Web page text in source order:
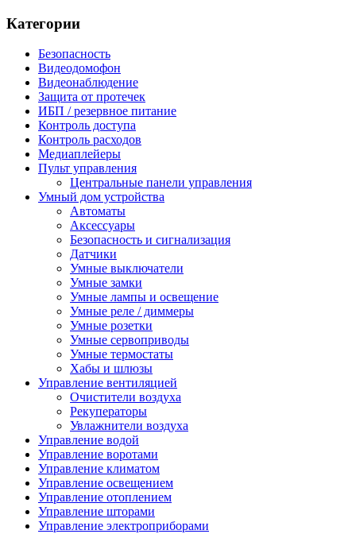
Категории
Безопасность
Видеодомофон
Видеонаблюдение
Защита от протечек
ИБП / резервное питание
Контроль доступа
Контроль расходов
Медиаплейеры
Пульт управления
Центральные панели управления
Умный дом устройства
Автоматы
Аксессуары
Безопасность и сигнализация
Датчики
Умные выключатели
Умные замки
Умные лампы и освещение
Умные реле / диммеры
Умные розетки
Умные сервоприводы
Умные термостаты
Хабы и шлюзы
Управление вентиляцией
Очистители воздуха
Рекуператоры
Увлажнители воздуха
Управление водой
Управление воротами
Управление климатом
Управление освещением
Управление отоплением
Управление шторами
Управление электроприборами